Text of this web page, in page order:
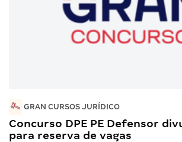
GRAN CURSOS JURÍDICO
Concurso DPE PE Defensor
para reserva de vagas